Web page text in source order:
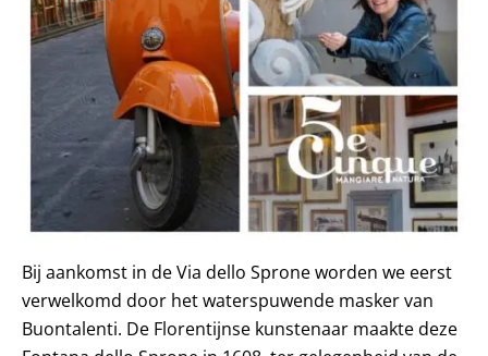
Bij aankomst in de Via dello Sprone worden we eerst
verwelkomd door het waterspuwende masker van
Buontalenti. De Florentijnse kunstenaar maakte deze